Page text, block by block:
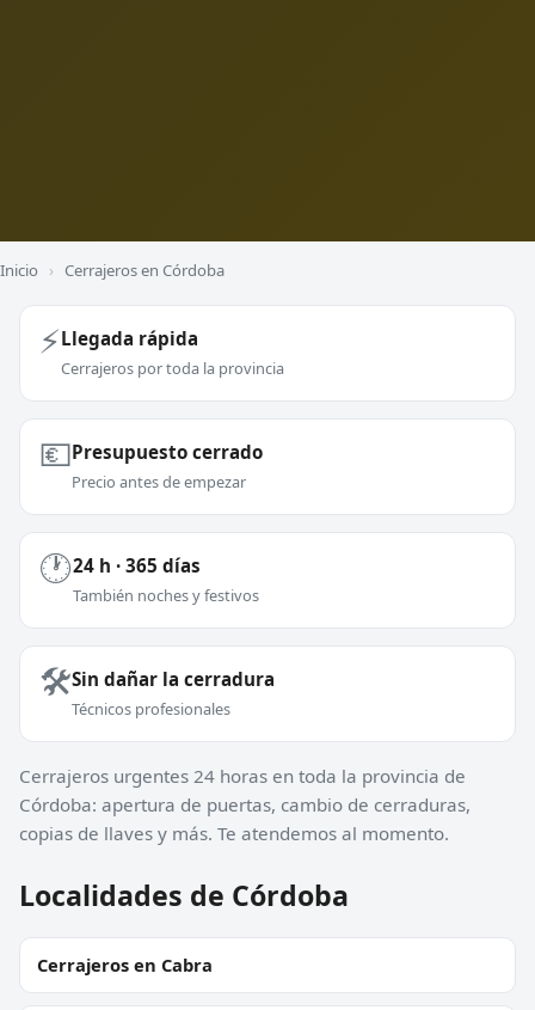
Inicio › Cerrajeros en Córdoba
⚡Llegada rápida
Cerrajeros por toda la provincia
💶Presupuesto cerrado
Precio antes de empezar
🕐24 h · 365 días
También noches y festivos
🛠️Sin dañar la cerradura
Técnicos profesionales
Cerrajeros urgentes 24 horas en toda la provincia de
Córdoba: apertura de puertas, cambio de cerraduras,
copias de llaves y más. Te atendemos al momento.
Localidades de Córdoba
Cerrajeros en Cabra